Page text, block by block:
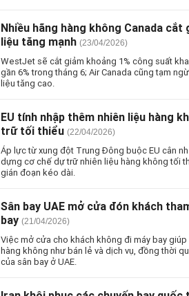
Nhiều hãng hàng không Canada cắt
liệu tăng mạnh (23/04/2026)
WestJet sẽ cắt giảm khoảng 1% công suất
gần 6% trong tháng 6; Air Canada cũng tạm
liệu tăng cao.
EU tính nhập thêm nhiên liệu hàng
trữ tối thiểu (22/04/2026)
Áp lực từ xung đột Trung Đông buộc EU cân
dựng cơ chế dự trữ nhiên liệu hàng không tối
gián đoạn kéo dài.
Sân bay UAE mở cửa đón khách
bay (21/04/2026)
Việc mở cửa cho khách không đi máy bay
hàng không như bán lẻ và dịch vụ, đồng thời
của sân bay ở UAE.